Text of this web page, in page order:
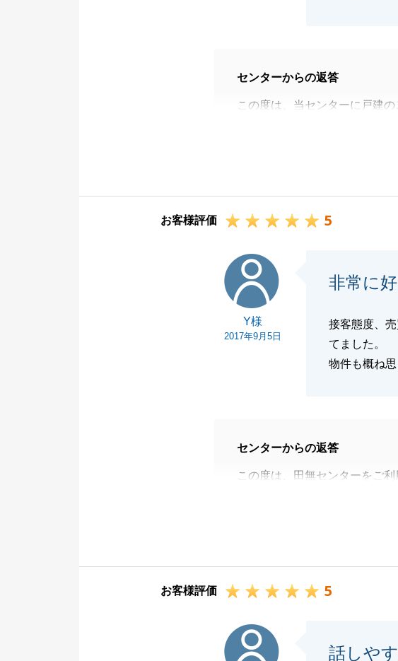
センターからの返答
この度は、当センターに戸建
Ａ様には、お仕事で多忙な中
（！）の移動等、ご協力いた
間取図については、もう少し
また、お住み替えでご協力で
さい。
この度は本当にありがとうござ
お客様評価 5
Y様
2017年9月5日
非常に
接客態度、
てました。
物件も概ね
センターからの返答
この度は、田無センターをご
Y様には、お引渡しに際し、
ありがとうございました。期
ださい。
お客様評価 5
話しや